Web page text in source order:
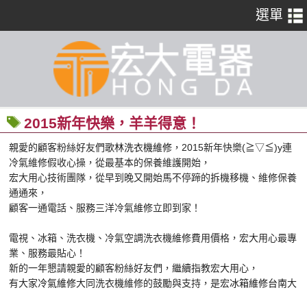
2015新年快樂，羊羊得意！
親愛的顧客粉絲好友們歌林洗衣機維修 ，2015新年快樂(≧▽≦)y連
冷氣維修假收心操，從最基本的保養維護開始，
宏大用心技術團隊，從早到晚又開始馬不停蹄的拆機移機、維修保養
通通來，
顧客一通電話、服務三洋冷氣維修立即到家！
電視、冰箱、洗衣機、冷氣空調洗衣機維修費用價格，宏大用心最專
業、服務最貼心！
新的一年懇請親愛的顧客粉絲好友們，繼續指教宏大用心，
有大家冷氣維修大同洗衣機維修的鼓勵與支持，是宏冰箱維修台南大